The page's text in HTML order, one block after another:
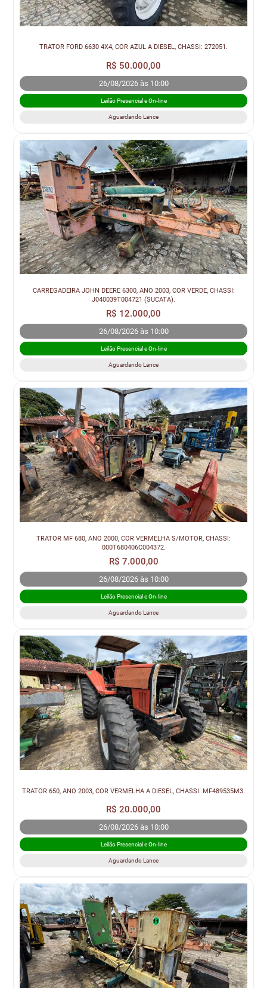
TRATOR FORD 6630 4X4, COR AZUL A DIESEL, CHASSI: 272051.
R$ 50.000,00
26/08/2026 às 10:00
Leilão Presencial e On-line
Aguardando Lance
CARREGADEIRA JOHN DEERE 6300, ANO 2003, COR VERDE, CHASSI:
J040039T004721 (SUCATA).
R$ 12.000,00
26/08/2026 às 10:00
Leilão Presencial e On-line
Aguardando Lance
TRATOR MF 680, ANO 2000, COR VERMELHA S/MOTOR, CHASSI:
000T680406C004372.
R$ 7.000,00
26/08/2026 às 10:00
Leilão Presencial e On-line
Aguardando Lance
TRATOR 650, ANO 2003, COR VERMELHA A DIESEL, CHASSI: MF489535M3.
R$ 20.000,00
26/08/2026 às 10:00
Leilão Presencial e On-line
Aguardando Lance